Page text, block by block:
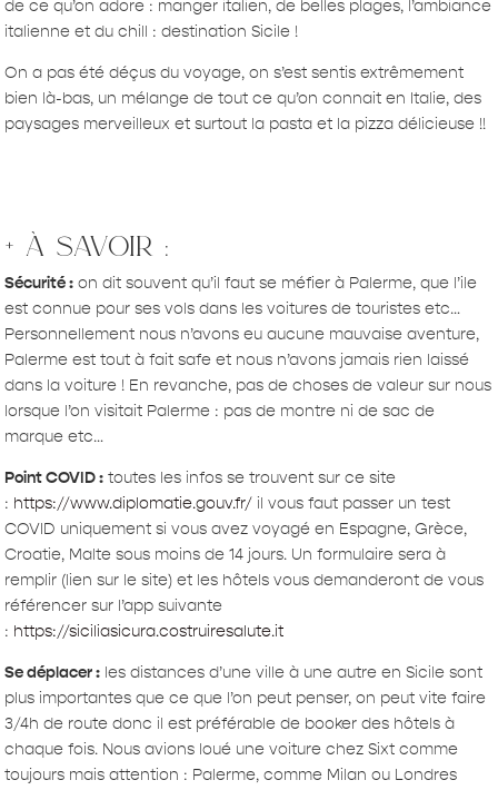
de ce qu’on adore : manger italien, de belles plages, l’ambiance
italienne et du chill : destination Sicile !
On a pas été déçus du voyage, on s’est sentis extrêmement
bien là-bas, un mélange de tout ce qu’on connait en Italie, des
paysages merveilleux et surtout la pasta et la pizza délicieuse !!
+ à savoir :
Sécurité : on dit souvent qu’il faut se méfier à Palerme, que l’ile
est connue pour ses vols dans les voitures de touristes etc…
Personnellement nous n’avons eu aucune mauvaise aventure,
Palerme est tout à fait safe et nous n’avons jamais rien laissé
dans la voiture ! En revanche, pas de choses de valeur sur nous
lorsque l’on visitait Palerme : pas de montre ni de sac de
marque etc…
Point COVID : toutes les infos se trouvent sur ce site
: https://www.diplomatie.gouv.fr/ il vous faut passer un test
COVID uniquement si vous avez voyagé en Espagne, Grèce,
Croatie, Malte sous moins de 14 jours. Un formulaire sera à
remplir (lien sur le site) et les hôtels vous demanderont de vous
référencer sur l’app suivante
: https://siciliasicura.costruiresalute.it
Se déplacer : les distances d’une ville à une autre en Sicile sont
plus importantes que ce que l’on peut penser, on peut vite faire
3/4h de route donc il est préférable de booker des hôtels à
chaque fois. Nous avions loué une voiture chez Sixt comme
toujours mais attention : Palerme, comme Milan ou Londres